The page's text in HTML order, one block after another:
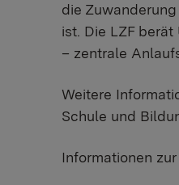
die
ist. Die LZF
– zentrale
Weitere
Schule und
Informationen